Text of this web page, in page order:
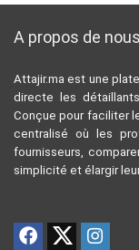
A propos de nous
Attajir.ma est une
directe les
Conçue pour faciliter
centralisé où les
fournisseurs,
simplicité et élargir